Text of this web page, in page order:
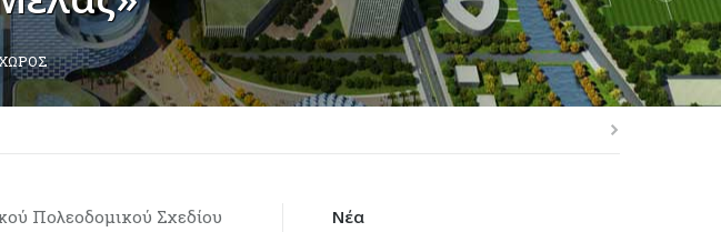
Πολεοδομικού Σχεδίου
Νέα